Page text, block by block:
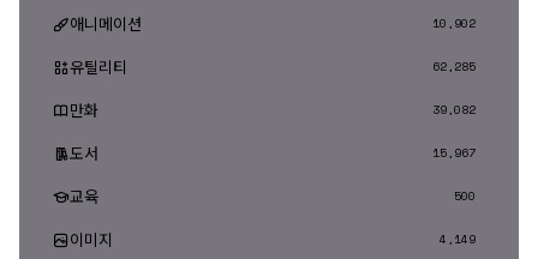
애니메이션 10,902
유틸리티 62,285
만화 39,082
도서 15,967
교육 500
이미지 4,149